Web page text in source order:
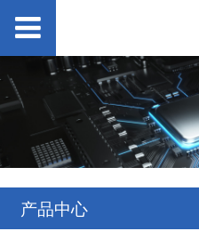
产品中心